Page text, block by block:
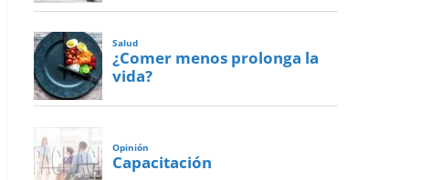
Salud
¿Comer menos prolonga la
vida?
Opinión
Capacitación